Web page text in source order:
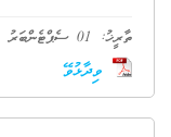
ތާރީޚު: 01 ސެޕްޓެންބަރު 2013
ވިދާޅުވޭ